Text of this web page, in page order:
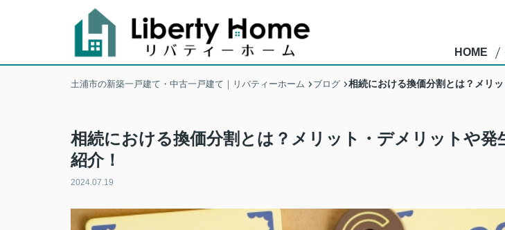
HOME
土浦市の新築一戸建て・中古一戸建て｜リバティーホーム ブログ 相続における換価分割とは？メリ
相続における換価分割とは？メリット・デメリットや発
紹介！
2024.07.19